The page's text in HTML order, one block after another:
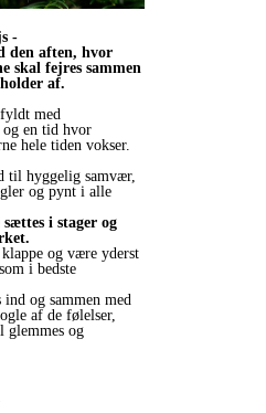
-
den aften, hvor
skal fejres sammen
af.
med
og en tid hvor
hele tiden vokser.
til hyggelig samvær,
og pynt i alle
i stager og
og være yderst
i bedste
ind og sammen med
af de følelser,
glemmes og